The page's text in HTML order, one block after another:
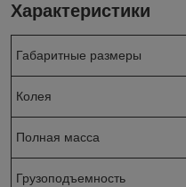
Характеристики
Габаритные размеры
Колея
Полная масса
Грузоподъемность